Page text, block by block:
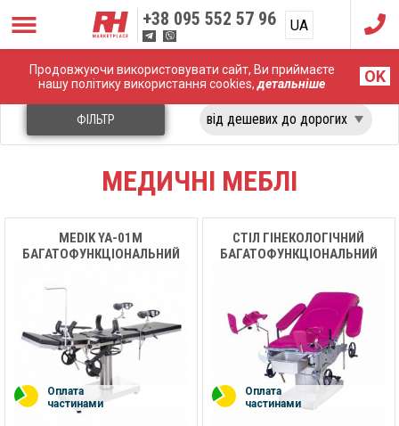
Продовжуючи використовувати сайт, Ви приймаєте
нашу політику використання cookies,детальніше OK
+38 095 552 57 96 UA
RU
Головна Медичні меблі
ФІЛЬТР
МЕДИЧНІ МЕБЛІ
MEDIK YA-01M
БАГАТОФУНКЦІОНАЛЬНИЙ
Оплата
частинами
СТІЛ ГІНЕКОЛОГІЧНИЙ
БАГАТОФУНКЦІОНАЛЬНИЙ
Оплата
частинами